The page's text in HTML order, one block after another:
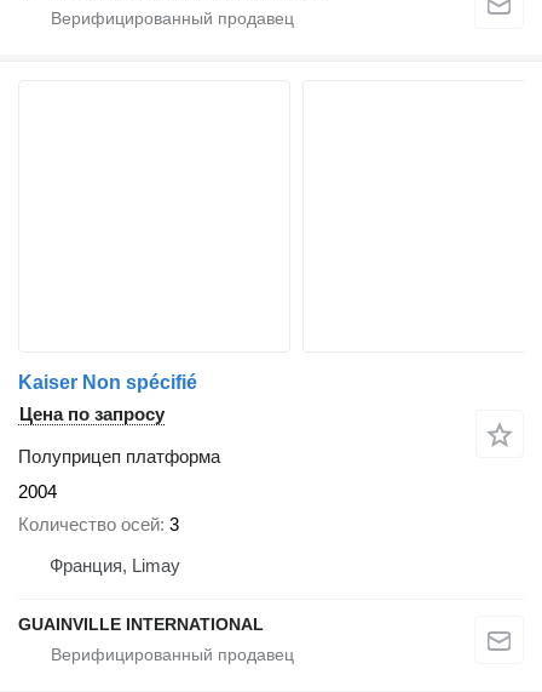
Kaiser Non spécifié
Цена по запросу
Полуприцеп платформа
2004
Количество осей 3
Франция, Limay
GUAINVILLE INTERNATIONAL